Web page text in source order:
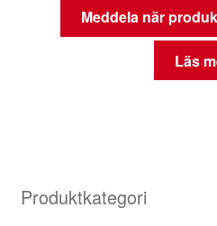
Meddela när
Läs
Produktkategori